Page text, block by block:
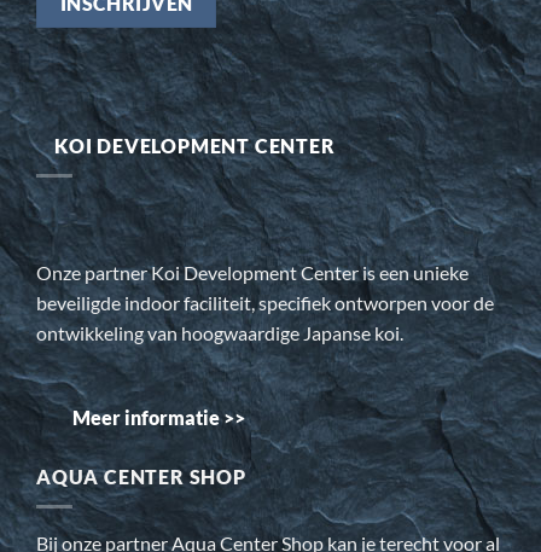
KOI DEVELOPMENT CENTER
Onze partner Koi Development Center is een unieke
beveiligde indoor faciliteit, specifiek ontworpen voor de
ontwikkeling van hoogwaardige Japanse koi.
Meer informatie >>
AQUA CENTER SHOP
Bij onze partner Aqua Center Shop kan je terecht voor al